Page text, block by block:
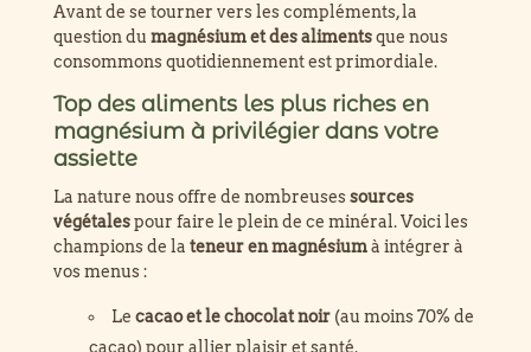
Avant de se tourner vers les compléments, la
question du magnésium et des alimentsque nous
consommons quotidiennement est primordiale.
Top des aliments les plus riches en
magnésium à privilégier dans votre
assiette
La nature nous offre de nombreusessources
végétalespour faire le plein de ce minéral. Voici les
champions de la teneur en magnésiumà intégrer à
vos menus :
Le cacao et le chocolat noir(au moins 70% de
cacao) pour allier plaisir et santé.